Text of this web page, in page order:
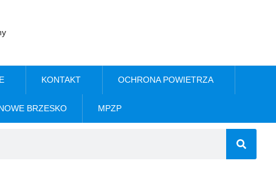
KONTAKT OCHRONA POWIETRZA
BRZESKO MPZP